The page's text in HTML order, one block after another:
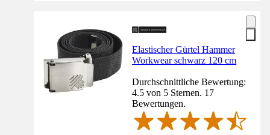
Elastischer Gürtel Hammer
Workwear schwarz 120 cm
Durchschnittliche Bewertung:
4.5 von 5 Sternen. 17
Bewertungen.